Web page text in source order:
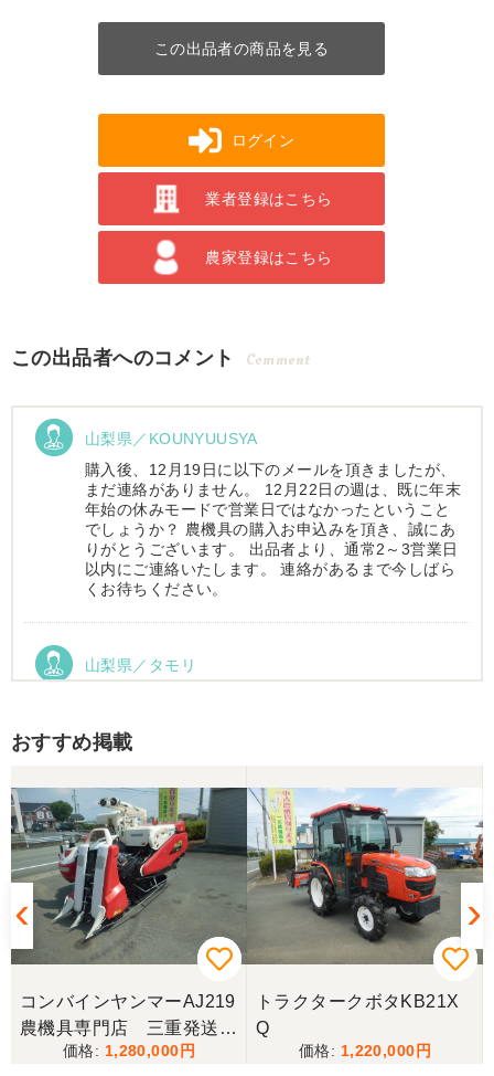
この出品者の商品を見る
ログイン
業者登録はこちら
農家登録はこちら
この出品者へのコメント Comment
山梨県／KOUNYUUSYA
購入後、12月19日に以下のメールを頂きましたが、
まだ連絡がありません。 12月22日の週は、既に年末
年始の休みモードで営業日ではなかったということ
でしょうか？ 農機具の購入お申込みを頂き、誠にあ
りがとうございます。 出品者より、通常2～3営業日
以内にご連絡いたします。 連絡があるまで今しばら
くお待ちください。
山梨県／タモリ
だきます。ありがとうございました。
山梨県／伊藤明久
引き取りに行くまでに 時間が掛かってしまって
待っていて頂き有り難うございました。
山梨県／樋野進悦
メールの返信がなかったので、残念ですが、こちら
おすすめ掲載
コンバインヤンマーAJ219
農機具専門店 三重発送整
備済み
1,280,000
トラクタークボタKB21X
Q
1,220,000